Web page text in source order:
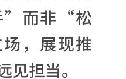
”而非“松
，展现推
见担当。